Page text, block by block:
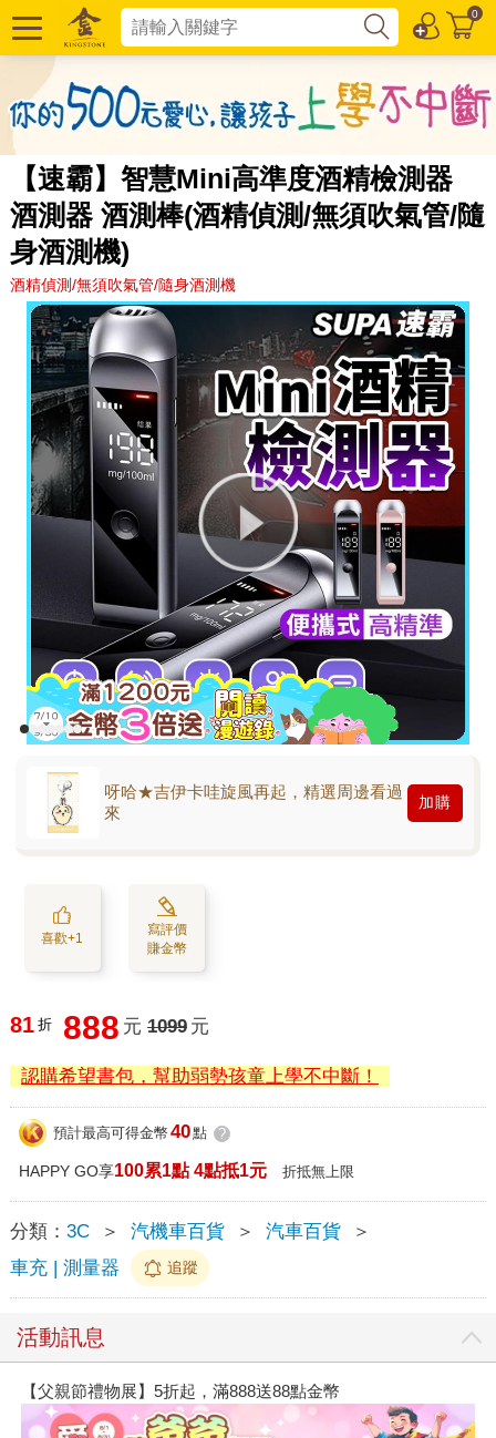
0
【速霸】智慧Mini高準度酒精檢測器
酒測器 酒測棒(酒精偵測/無須吹氣管/隨
身酒測機)
酒精偵測/無須吹氣管/隨身酒測機
呀哈★吉伊卡哇旋風再起，精選周邊看過
來
加購
喜歡+1
寫評價
賺金幣
81 折 888 元 1099 元
認購希望書包，幫助弱勢孩童上學不中斷！
預計最高可得金幣 40點 ?
HAPPY GO享100累1點 4點抵1元 折抵無上限
分類： 3C ＞ 汽機車百貨 ＞ 汽車百貨
＞
車充 | 測量器
追蹤
活動訊息
【父親節禮物展】5折起，滿888送88點金幣